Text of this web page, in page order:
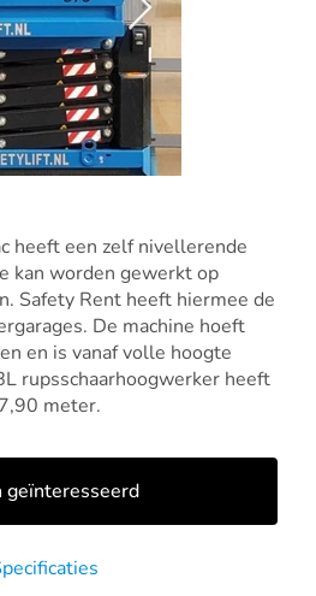
heeft een zelf nivellerende
kan worden gewerkt op
Safety Rent heeft hiermee de
De machine hoeft
en is vanaf volle hoogte
rupsschaarhoogwerker heeft
meter.
geïnteresseerd